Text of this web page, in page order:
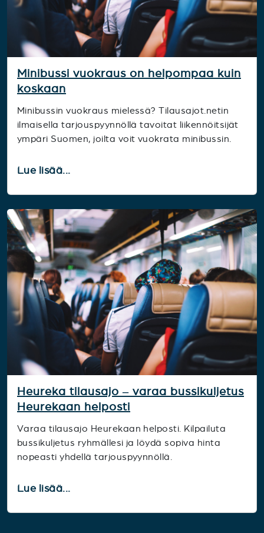
Minibussi vuokraus on helpompaa kuin
koskaan
Minibussin vuokraus mielessä? Tilausajot.netin
ilmaisella tarjouspyynnöllä tavoitat liikennöitsijät
ympäri Suomen, joilta voit vuokrata minibussin.
Lue lisää...
Heureka tilausajo – varaa bussikuljetus
Heurekaan helposti
Varaa tilausajo Heurekaan helposti. Kilpailuta
bussikuljetus ryhmällesi ja löydä sopiva hinta
nopeasti yhdellä tarjouspyynnöllä.
Lue lisää...